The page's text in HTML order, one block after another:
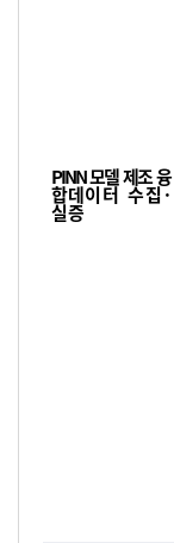
PINN모델 제조융
합데이터 수집·
실증